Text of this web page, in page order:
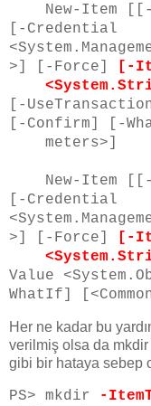
New-Item [[-
[-Credential
>] [-Force]
[-
[-
[-Confirm] [-
meters>]
New-Item [[-
[-Credential
>] [-Force]
[-
Value
WhatIf]
Her ne kadar bu
verilmiş olsa da mkdir
gibi bir hataya sebep
PS> mkdir -